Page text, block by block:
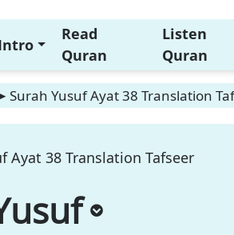
Read
Quran
Listen
Quran
Surah Yusuf Ayat 38 Translation
Ayat 38 Translation Tafseer